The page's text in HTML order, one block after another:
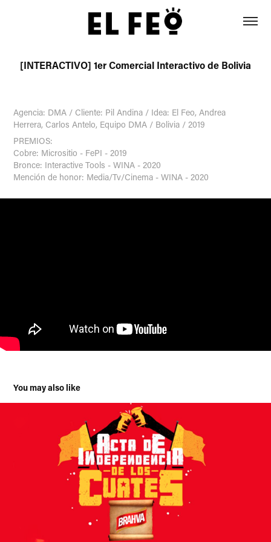
[INTERACTIVO] 1er Comercial Interactivo de Bolivia
Agencia: DMA / Cliente: Pil Andina / Idea: El Feo, Andrea
Herrera, Carlos Antelo, Equipo DMA / Bolivia / 2019
PREMIOS:
Cobre: Micrositio - FePI - 2019
Bronce: Interactive Tools - WINA - 2020
Mención de honor: Media/Tv/Cinema - WINA - 2020
You may also like